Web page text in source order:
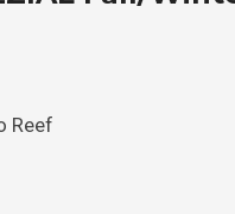
Reef